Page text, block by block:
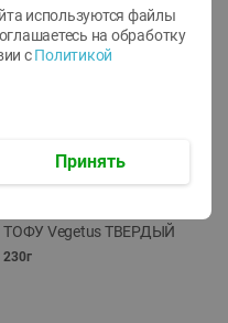
ТОФУ Vegetus ТВЕРДЫЙ
230г
используются файлы
на обработку
с Политикой
Принять